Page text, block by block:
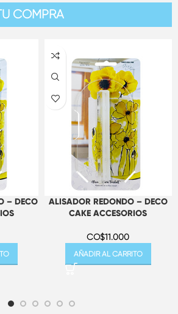
COMPRA
– DECO
ALISADOR REDONDO – DECO
CAKE ACCESORIOS
CO$11.000
AÑADIR AL CARRITO